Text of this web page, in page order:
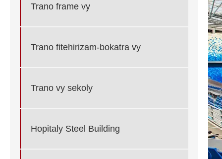
Trano frame vy
Trano fitehirizam-bokatra vy
Trano vy sekoly
Hopitaly Steel Building